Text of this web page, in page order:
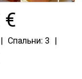
€
Спальни: 3